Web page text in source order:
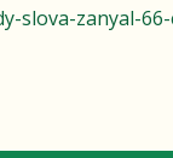
slova-zanyal-